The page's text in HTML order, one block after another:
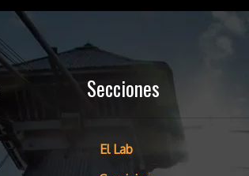
Secciones
El Lab